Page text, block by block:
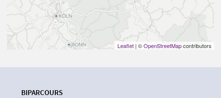
Leaflet | ©OpenStreetMapcontributors
BIPARCOURS